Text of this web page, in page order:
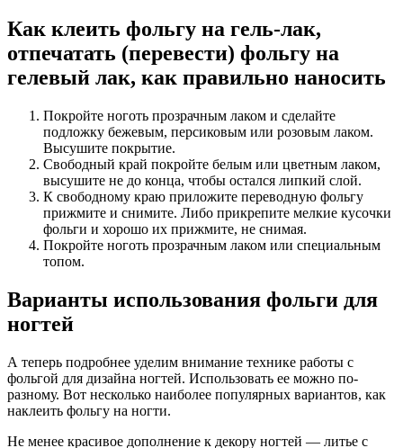
Как клеить фольгу на гель-лак,
отпечатать (перевести) фольгу на
гелевый лак, как правильно наносить
Покройте ноготь прозрачным лаком и сделайте
подложку бежевым, персиковым или розовым лаком.
Высушите покрытие.
Свободный край покройте белым или цветным лаком,
высушите не до конца, чтобы остался липкий слой.
К свободному краю приложите переводную фольгу
прижмите и снимите. Либо прикрепите мелкие кусочки
фольги и хорошо их прижмите, не снимая.
Покройте ноготь прозрачным лаком или специальным
топом.
Варианты использования фольги для
ногтей
А теперь подробнее уделим внимание технике работы с
фольгой для дизайна ногтей. Использовать ее можно по-
разному. Вот несколько наиболее популярных вариантов, как
наклеить фольгу на ногти.
Не менее красивое дополнение к декору ногтей — литье с